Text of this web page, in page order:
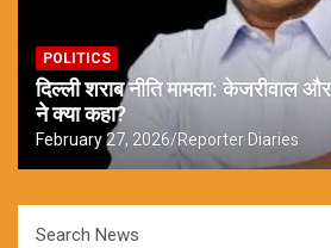
POLITICS
दिल्ली शराब नीति मामला: केजरीवाल और
ने क्या कहा?
February 27, 2026 Reporter Diaries
Search News